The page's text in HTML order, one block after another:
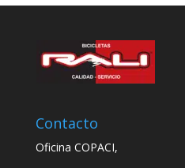
Contacto
Oficina COPACI,